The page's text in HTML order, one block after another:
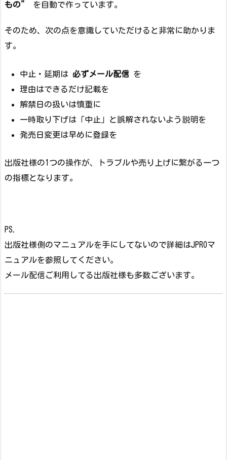
もの”
を自動で作っています。
そのため、次の点を意識していただけると非常に助かりま
す。
中止・延期は 必ずメール配信 を
理由はできるだけ記載を
解禁日の扱いは慎重に
一時取り下げは「中止」と誤解されないよう説明を
発売日変更は早めに登録を
出版社様の1つの操作が、トラブルや売り上げに繋がる一つ
の指標となります。
PS.
出版社様側のマニュアルを手にしてないので詳細はJPROマ
ニュアルを参照してください。
メール配信ご利用してる出版社様も多数ございます。